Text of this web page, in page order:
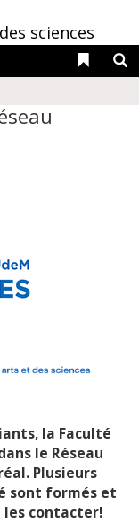
sciences
Liens
la Faculté
le Réseau
Plusieurs
sont formés et
les contacter!